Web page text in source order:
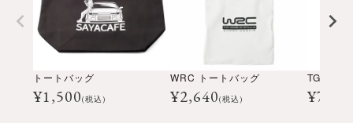
トートバッグ
¥1,500(税込)
WRC トートバッグ
¥2,640(税込)
TGR ガ
¥